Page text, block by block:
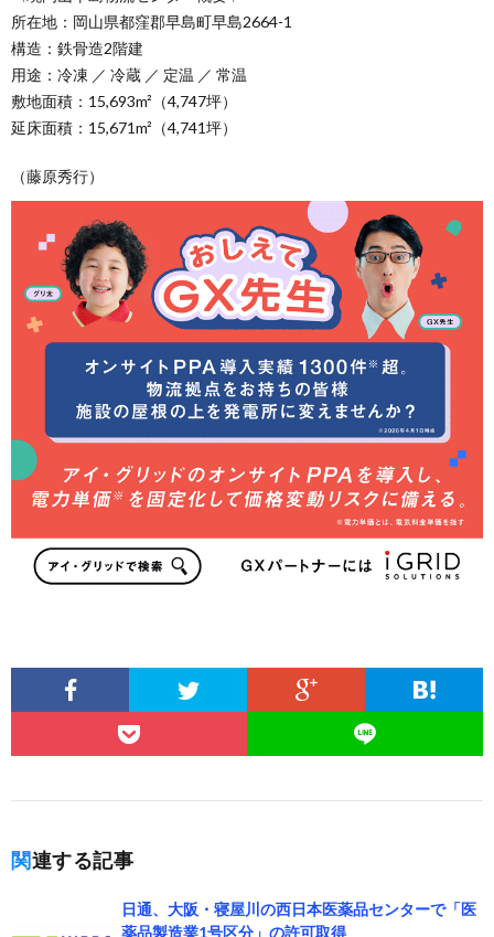
所在地：岡山県都窪郡早島町早島2664-1
構造：鉄骨造2階建
用途：冷凍 ／ 冷蔵 ／ 定温 ／ 常温
敷地面積：15,693m²（4,747坪）
延床面積：15,671m²（4,741坪）
（藤原秀行）
関連する記事
日通、大阪・寝屋川の西日本医薬品センターで「医
薬品製造業1号区分」の許可取得